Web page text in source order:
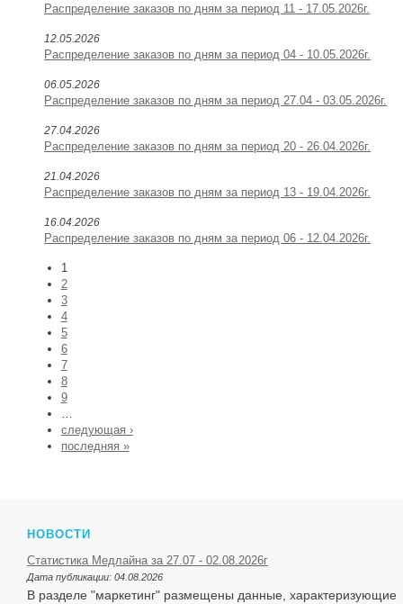
Распределение заказов по дням за период 11 - 17.05.2026г.
12.05.2026
Распределение заказов по дням за период 04 - 10.05.2026г.
06.05.2026
Распределение заказов по дням за период 27.04 - 03.05.2026г.
27.04.2026
Распределение заказов по дням за период 20 - 26.04.2026г.
21.04.2026
Распределение заказов по дням за период 13 - 19.04.2026г.
16.04.2026
Распределение заказов по дням за период 06 - 12.04.2026г.
1
2
3
4
5
6
7
8
9
следующая ›
последняя »
НОВОСТИ
Статистика Медлайна за 27.07 - 02.08.2026г
Дата публикации: 04.08.2026
В разделе "маркетинг" размещены данные, характеризующие